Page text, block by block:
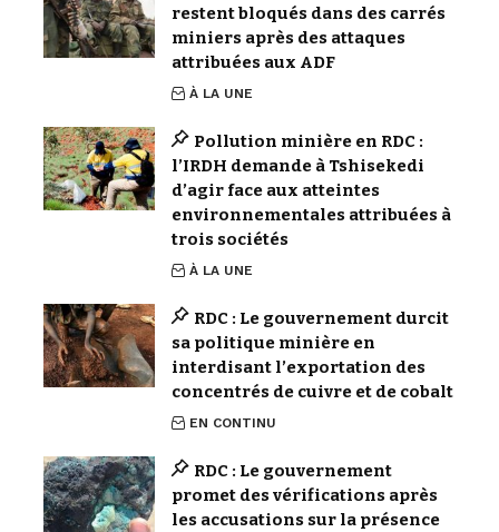
restent bloqués dans des carrés
miniers après des attaques
attribuées aux ADF
À LA UNE
Pollution minière en RDC :
l’IRDH demande à Tshisekedi
d’agir face aux atteintes
environnementales attribuées à
trois sociétés
À LA UNE
RDC : Le gouvernement durcit
sa politique minière en
interdisant l’exportation des
concentrés de cuivre et de cobalt
EN CONTINU
RDC : Le gouvernement
promet des vérifications après
les accusations sur la présence